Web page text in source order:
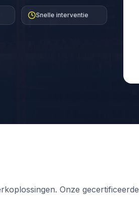
Snelle interventie
Onze gecertificeerde